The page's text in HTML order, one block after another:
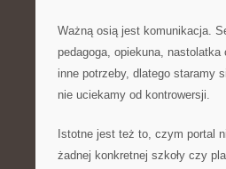
Ważną osią jest komunikacja.
pedagoga, opiekuna,
inne potrzeby, dlatego staramy
nie uciekamy od kontrowersji.
Istotne jest też to, czym portal
żadnej konkretnej szkoły czy